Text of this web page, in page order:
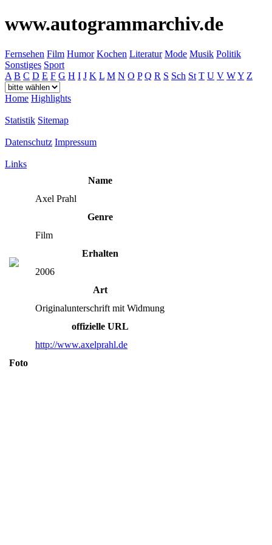
www.autogrammarchiv.de
Fernsehen Film Humor Kochen Literatur Mode Musik Politik
Sonstiges Sport
A B C D E F G H I J K L M N O P Q R S Sch St T U V WY Z
Home Highlights
Statistik Sitemap
Datenschutz Impressum
Links
Name
Axel Prahl
Genre
Film
Erhalten
2006
Art
Originalunterschrift mit Widmung
offizielle URL
http://www.axelprahl.de
Foto